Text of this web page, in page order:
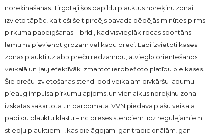
norēķināšanās. Tirgotāji šos papildu plauktus norēķinu zonai
izvieto tāpēc, ka tieši šeit pircējs pavada pēdējās minūtes pirms
pirkuma pabeigšanas – brīdi, kad visvieglāk rodas spontāns
lēmums pievienot grozam vēl kādu preci. Labi izvietoti kases
zonas plaukti uzlabo preču redzamību, atvieglo orientēšanos
veikalā un ļauj efektīvāk izmantot ierobežoto platību pie kases.
Šie preču izvietošanas stendi dod veikalam divkāršu labumu:
pieaug impulsa pirkumu apjoms, un vienlaikus norēķinu zona
izskatās sakārtota un pārdomāta. VVN piedāvā plašu veikala
papildu plauktu klāstu – no preses stendiem līdz regulējamiem
stiepļu plauktiem -, kas pielāgojami gan tradicionālām, gan